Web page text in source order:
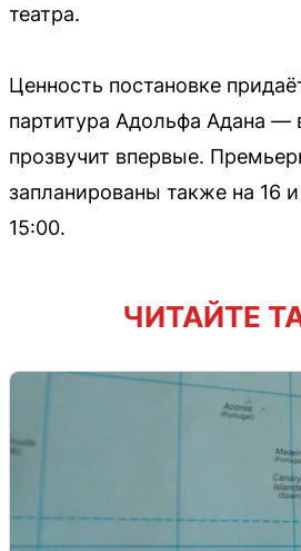
театра.
Ценность постановке
партитура Адольфа Адана —
прозвучит впервые.
запланированы также на 16
15:00.
ЧИТАЙТЕ